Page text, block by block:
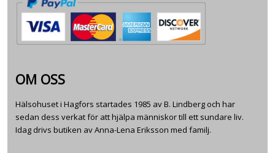
OM OSS
Hälsohuset i Hagfors startades 1985 av B. Lindberg och har
sedan dess verkat för att hjälpa människor till ett sundare liv.
Idag drivs butiken av Anna-Lena Eriksson med familj.